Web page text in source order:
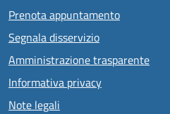
Prenota appuntamento
Segnala disservizio
Amministrazione trasparente
Informativa privacy
Note legali